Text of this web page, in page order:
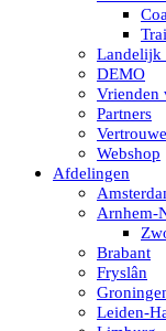
Landelijk
DEMO
Vrienden
Partners
Webshop
Afdelingen
Arnhem-
Brabant
Fryslân
Leiden-